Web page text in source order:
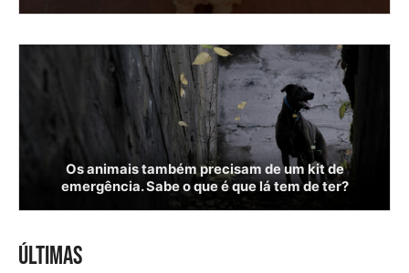
Os animais também precisam de um kit de
emergência. Sabe o que é que lá tem de ter?
ÚLTIMAS